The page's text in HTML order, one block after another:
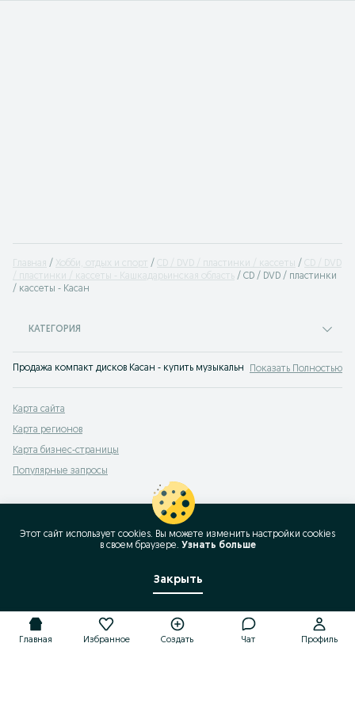
Главная Хобби, отдых и спорт CD / DVD / пластинки / кассеты
CD / DVD
/ пластинки / кассеты - Кашкадарьинская область
CD / DVD / пластинки
/ кассеты - Касан
КАТЕГОРИЯ
Продажа компакт дисков Касан - купить музыкальные пластинки и CD на
Показать Полностью
Карта сайта
Карта регионов
Карта бизнес-страницы
Популярные запросы
Главная Избранное Создать Чат Профиль
Этот сайт использует cookies. Вы можете изменить настройки cookies
в своeм браузере. Узнать больше
Закрыть